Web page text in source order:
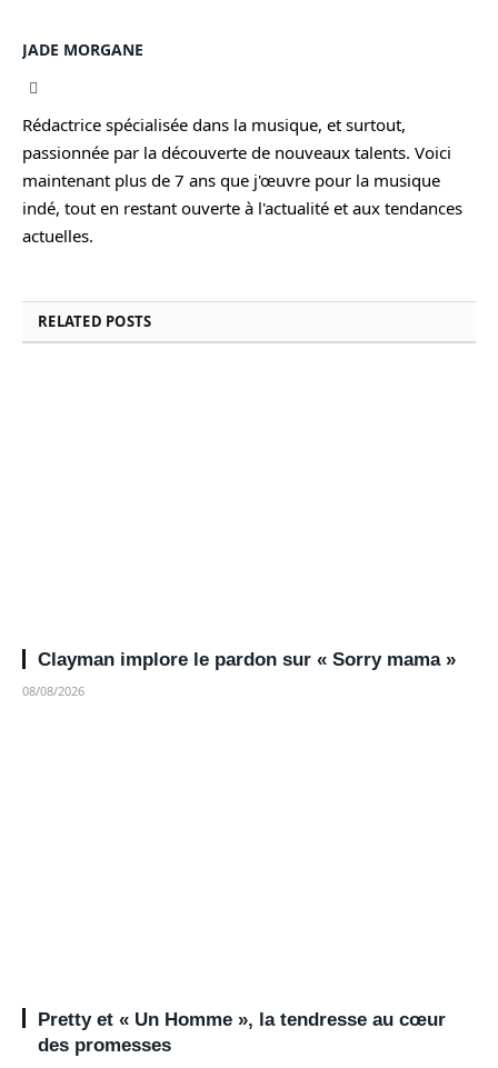
JADE MORGANE
Rédactrice spécialisée dans la musique, et surtout,
passionnée par la découverte de nouveaux talents. Voici
maintenant plus de 7 ans que j'œuvre pour la musique
indé, tout en restant ouverte à l'actualité et aux tendances
actuelles.
RELATED POSTS
Clayman implore le pardon sur « Sorry mama »
08/08/2026
Pretty et « Un Homme », la tendresse au cœur
des promesses